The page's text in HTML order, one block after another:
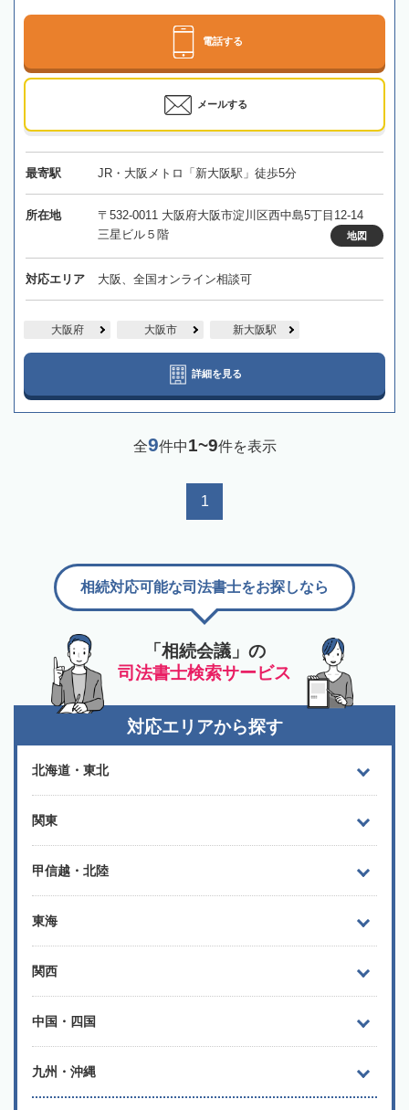
電話する
メールする
最寄駅 JR・大阪メトロ「新大阪駅」徒歩5分
所在地
〒532-0011 大阪府大阪市淀川区西中島5丁目12-14
三星ビル５階
地図
対応エリア 大阪、全国オンライン相談可
大阪府 大阪市 新大阪駅
詳細を見る
全9件中1~9件を表示
1
「相続会議」の
司法書士検索サービス
相続対応可能な司法書士をお探しなら
対応エリアから探す
北海道・東北
関東
甲信越・北陸
東海
関西
中国・四国
九州・沖縄